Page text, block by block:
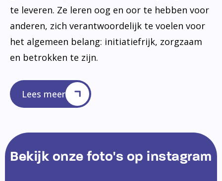
te leveren. Ze leren oog en oor te hebben voor
anderen, zich verantwoordelijk te voelen voor
het algemeen belang: initiatiefrijk, zorgzaam
en betrokken te zijn.
Lees meer
Bekijk onze foto's op instagram